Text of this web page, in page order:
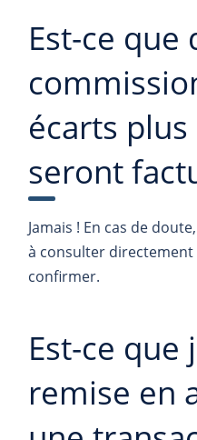
Est-ce que
écarts
seront
Jamais ! En cas de
à consulter
confirmer.
Est-ce que
remise en